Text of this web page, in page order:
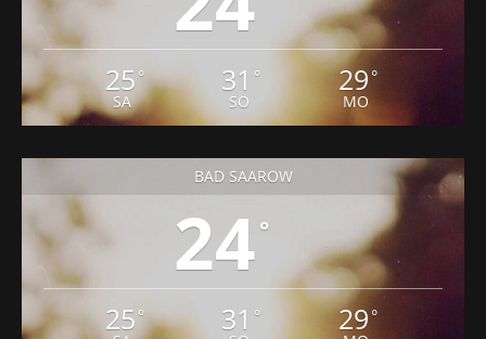
25 31° 29°
MO
BAD SAAROW
24°
25 31° 29°
MO